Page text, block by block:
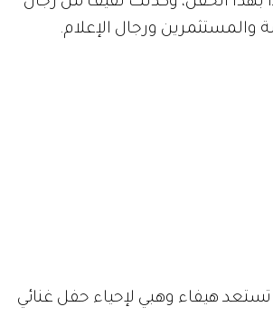
والمستثمرين ورجال الإعلام.
تستعد هيفاء وهبي لإحياء حفل غنائي